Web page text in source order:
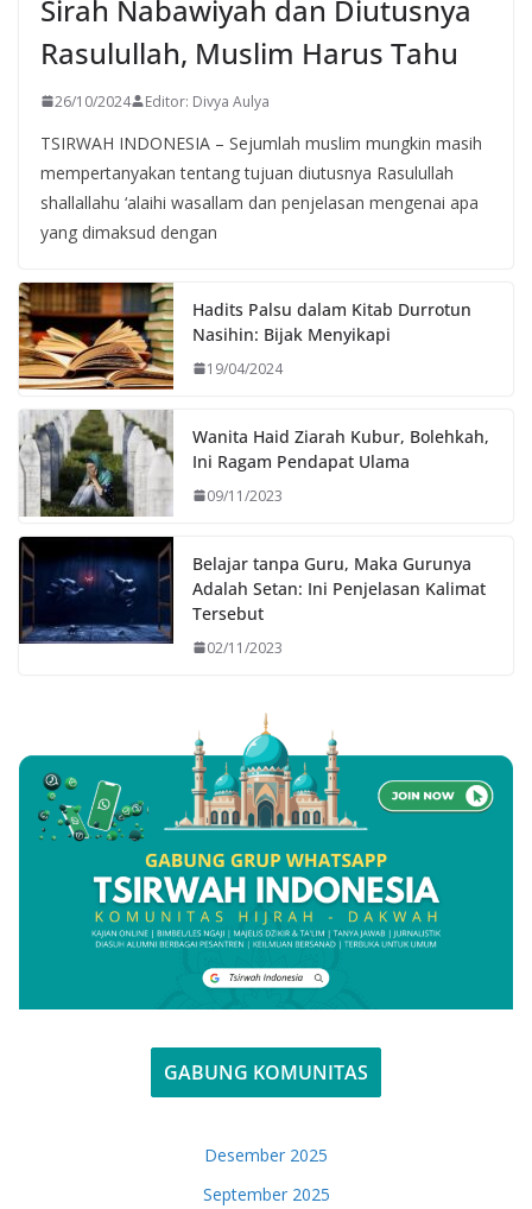
Sirah Nabawiyah dan Diutusnya
Rasulullah, Muslim Harus Tahu
26/10/2024 Editor: Divya Aulya
TSIRWAH INDONESIA – Sejumlah muslim mungkin masih
mempertanyakan tentang tujuan diutusnya Rasulullah
shallallahu ‘alaihi wasallam dan penjelasan mengenai apa
yang dimaksud dengan
Hadits Palsu dalam Kitab Durrotun
Nasihin: Bijak Menyikapi
19/04/2024
Wanita Haid Ziarah Kubur, Bolehkah,
Ini Ragam Pendapat Ulama
09/11/2023
Belajar tanpa Guru, Maka Gurunya
Adalah Setan: Ini Penjelasan Kalimat
Tersebut
02/11/2023
GABUNG KOMUNITAS
Desember 2025
September 2025